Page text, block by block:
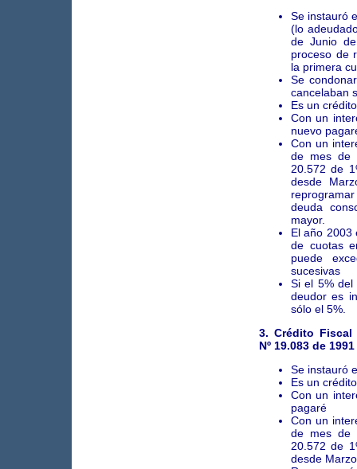
Se instauró
(lo
de Junio
proceso de
la primera
Se
cancelaban
Es un
Con un
nuevo
Con un
de mes de
20.572 de
desde
deuda
mayor.
El año 2003
de cuotas
puede
sucesivas
Si el 5%
deudor es
sólo el 5%.
3. Crédito Fiscal
Nº 19.083 de 1991
Se instauró
Es un
Con un
pagaré
Con un
de mes de
20.572 de
desde